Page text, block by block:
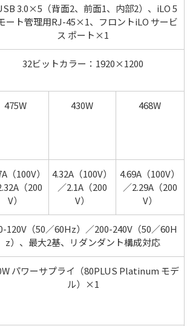
3.0×5（背面2、前面1、内部2）、iLO 5
ート管理用RJ-45×1、フロントiLO サービ
ス ポート×1
32ビットカラー：1920×1200
475W 430W 468W
（100V）
（200
V）
4.32A（100V）
／2.1A（200
V）
4.69A（100V）
／2.29A（200
V）
120V（50／60Hz）／200-240V（50／60H
z）、最大2基、リダンダント構成対応
パワーサプライ（80PLUS Platinum モデ
ル）×1